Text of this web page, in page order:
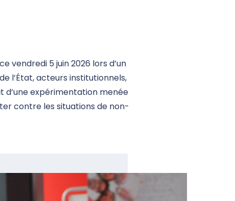
vendredi 5 juin 2026 lors d’un
l’État, acteurs institutionnels,
expérimentation menée
contre les situations de non-